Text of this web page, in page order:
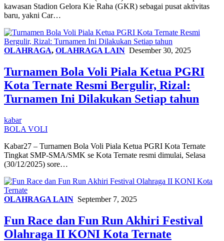
kawasan Stadion Gelora Kie Raha (GKR) sebagai pusat aktivitas
baru, yakni Car…
OLAHRAGA, OLAHRAGA LAIN Desember 30, 2025
Turnamen Bola Voli Piala Ketua PGRI
Kota Ternate Resmi Bergulir, Rizal:
Turnamen Ini Dilakukan Setiap tahun
kabar
BOLA VOLI
Kabar27 – Turnamen Bola Voli Piala Ketua PGRI Kota Ternate
Tingkat SMP-SMA/SMK se Kota Ternate resmi dimulai, Selasa
(30/12/2025) sore…
OLAHRAGA LAIN September 7, 2025
Fun Race dan Fun Run Akhiri Festival
Olahraga II KONI Kota Ternate